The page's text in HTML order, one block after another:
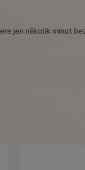
jen několik minut